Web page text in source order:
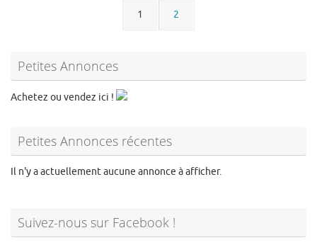
1 2
Petites Annonces
Achetez ou vendez ici !
Petites Annonces récentes
Il n'y a actuellement aucune annonce à afficher.
Suivez-nous sur Facebook !